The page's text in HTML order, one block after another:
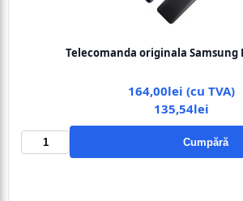
Telecomanda originala Samsung
164,00lei (cu TVA)
135,54lei
Cumpără